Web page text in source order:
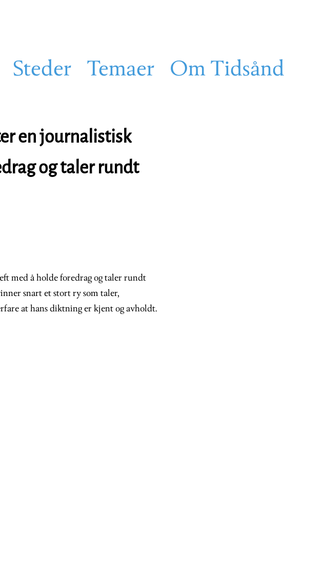
Steder Temaer Om Tidsånd
en journalistisk
og taler rundt
med å holde foredrag og taler rundt
snart et stort ry som taler,
at hans diktning er kjent og avholdt.